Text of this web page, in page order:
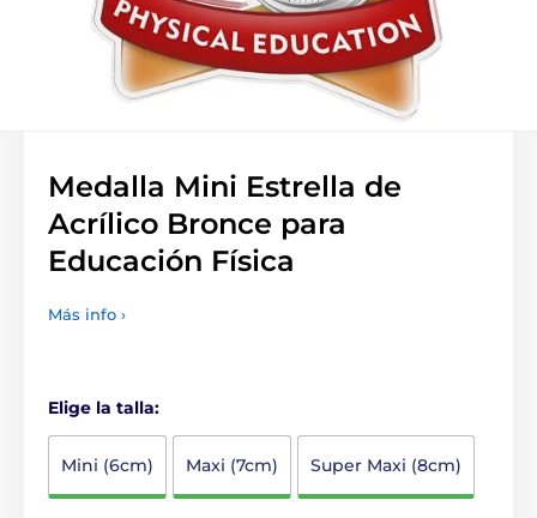
Medalla Mini Estrella de
Acrílico Bronce para
Educación Física
Más info ›
Elige la talla:
Mini (6cm) Maxi (7cm) Super Maxi (8cm)